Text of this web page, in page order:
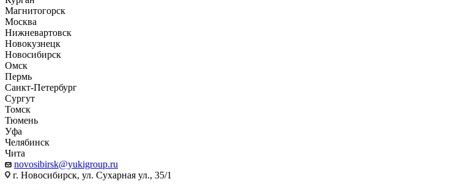
Магнитогорск
Москва
Нижневартовск
Новокузнецк
Новосибирск
Омск
Пермь
Санкт-Петербург
Сургут
Томск
Тюмень
Уфа
Челябинск
Чита
novosibirsk@yukigroup.ru
г. Новосибирск, ул. Сухарная ул., 35/1